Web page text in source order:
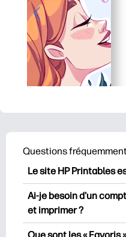
Questions
Le site HP Printables
HP Printables
documents
télécharger et à
des pages de
Ai-je besoin d'un
et imprimer ?
Vous pouvez explorer